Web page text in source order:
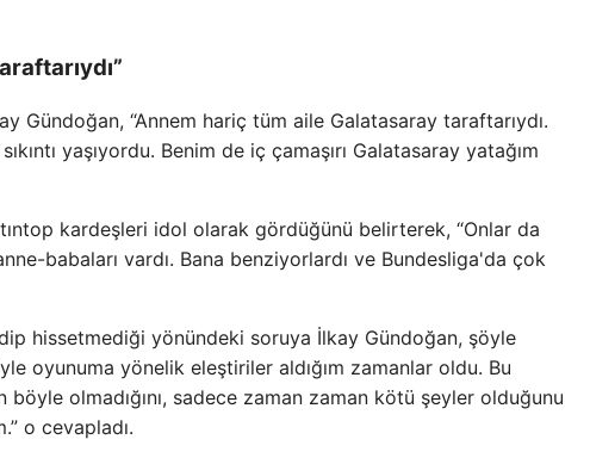
Gündoğan, “Annem hariç tüm aile Galatasaray taraftarıydı.
yaşıyordu. Benim de iç çamaşırı Galatasaray yatağım
kardeşleri idol olarak gördüğünü belirterek, “Onlar da
babaları vardı. Bana benziyorlardı ve Bundesliga'da çok
hissetmediği yönündeki soruya İlkay Gündoğan, şöyle
oyunuma yönelik eleştiriler aldığım zamanlar oldu. Bu
olmadığını, sadece zaman zaman kötü şeyler olduğunu
o cevapladı.